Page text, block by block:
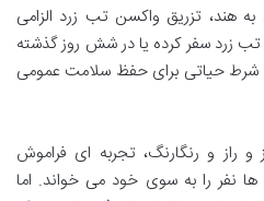
هند، تزریق واکسن تب زرد الزامی
تب زرد سفر کرده یا در شش روز گذشته
شرط حیاتی برای حفظ سلامت عمومی
راز و رنگارنگ، تجربه ای فراموش
نفر را به سوی خود می خواند. اما